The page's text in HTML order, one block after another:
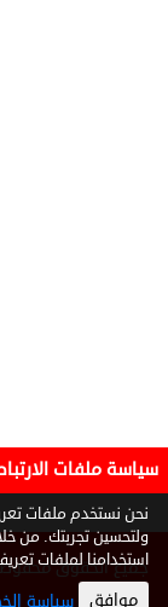
جميع الحقوق
2026
سياسة ملفات
نحن نستخدم ملفات
ولتحسين تجربتك. من
استخدامنا لملفات
موافق سياسة